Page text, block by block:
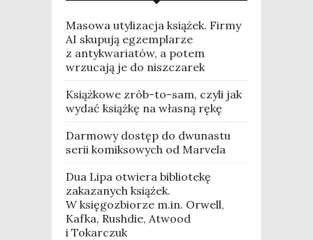
Masowa utylizacja książek. Firmy
AI skupują egzemplarze
z antykwariatów, a potem
wrzucają je do niszczarek
Książkowe zrób-to-sam, czyli jak
wydać książkę na własną rękę
Darmowy dostęp do dwunastu
serii komiksowych od Marvela
Dua Lipa otwiera bibliotekę
zakazanych książek.
W księgozbiorze m.in. Orwell,
Kafka, Rushdie, Atwood
i Tokarczuk